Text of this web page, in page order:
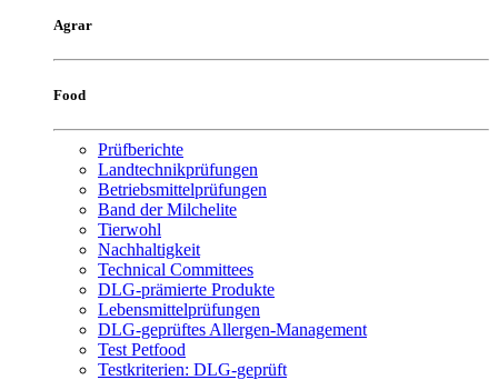
Agrar
Food
Prüfberichte
Landtechnikprüfungen
Betriebsmittelprüfungen
Band der Milchelite
Tierwohl
Nachhaltigkeit
Technical Committees
DLG-prämierte Produkte
Lebensmittelprüfungen
DLG-geprüftes Allergen-Management
Test Petfood
Testkriterien: DLG-geprüft